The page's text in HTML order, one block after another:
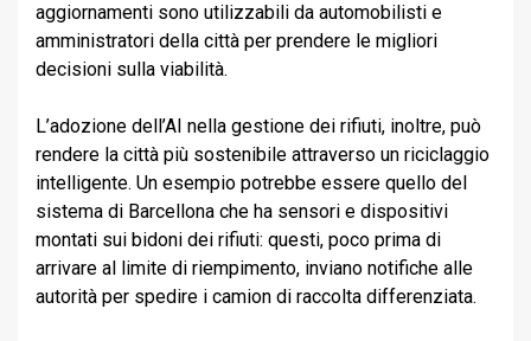
aggiornamenti sono utilizzabili da automobilisti e
amministratori della città per prendere le migliori
decisioni sulla viabilità.
L’adozione dell’AI nella gestione dei rifiuti, inoltre, può
rendere la città più sostenibile attraverso un riciclaggio
intelligente. Un esempio potrebbe essere quello del
sistema di Barcellona che ha sensori e dispositivi
montati sui bidoni dei rifiuti: questi, poco prima di
arrivare al limite di riempimento, inviano notifiche alle
autorità per spedire i camion di raccolta differenziata.